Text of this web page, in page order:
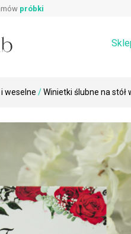
próbki
stół →
weselne /Winietki ślubne na stół